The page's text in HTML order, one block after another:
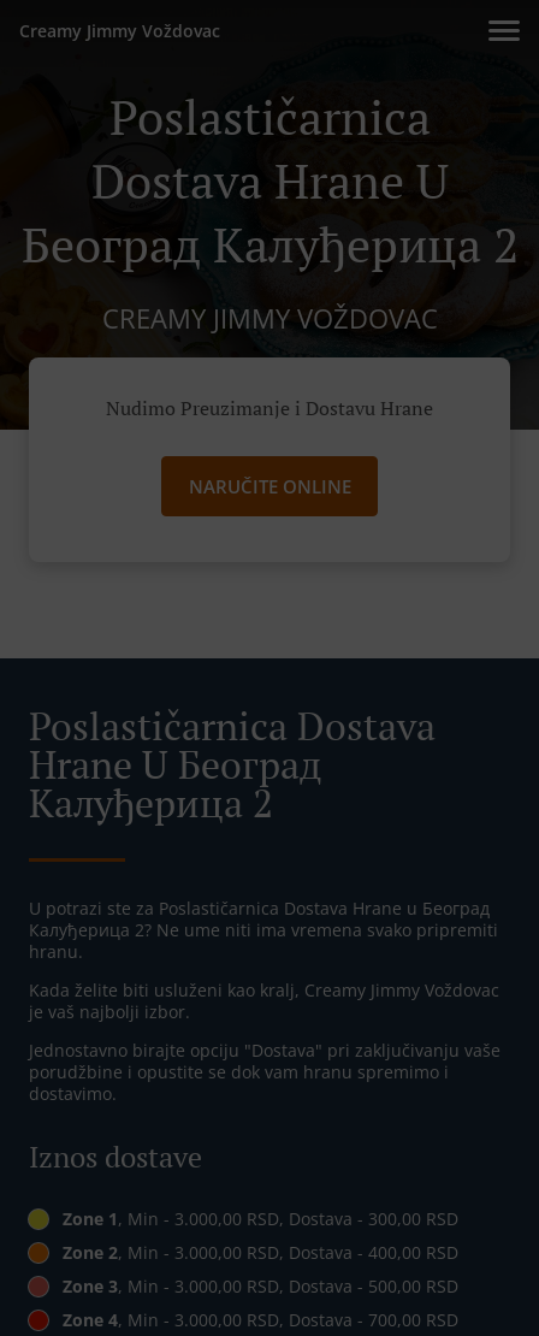
Creamy Jimmy Voždovac
Poslastičarnica
Dostava Hrane U
Београд Калуђерица 2
CREAMY JIMMY VOŽDOVAC
Nudimo Preuzimanje i Dostavu Hrane
NARUČITE ONLINE
Poslastičarnica Dostava
Hrane U Београд
Калуђерица 2
U potrazi ste za Poslastičarnica Dostava Hrane u Београд
Калуђерица 2? Ne ume niti ima vremena svako pripremiti
hranu.
Kada želite biti usluženi kao kralj, Creamy Jimmy Voždovac
je vaš najbolji izbor.
Jednostavno birajte opciju "Dostava" pri zaključivanju vaše
porudžbine i opustite se dok vam hranu spremimo i
dostavimo.
Iznos dostave
Zone 1, Min - 3.000,00 RSD, Dostava - 300,00 RSD
Zone 2, Min - 3.000,00 RSD, Dostava - 400,00 RSD
Zone 3, Min - 3.000,00 RSD, Dostava - 500,00 RSD
Zone 4, Min - 3.000,00 RSD, Dostava - 700,00 RSD